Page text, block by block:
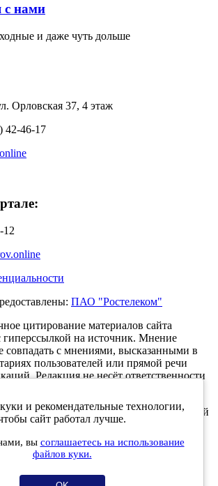
с нами
и даже чуть дольше
Орловская 37, 4 этаж
42-46-17
12
ПАО "Ростелеком"
цитирование материалов сайта
гиперссылкой на источник. Мнение
совпадать с мнениями, высказанными в
пользователей или прямой речи
Редакция не несёт ответственности
читателей.
зарегистрирован в Федеральной
сфере связи, информационных
коммуникаций (Роскомнадзор) 5
Регистрационный номер ЭЛ № ФС 77 -
и рекомендательные технологии,
сайт работал лучше.
вы соглашаетесь на использование
файлов куки.